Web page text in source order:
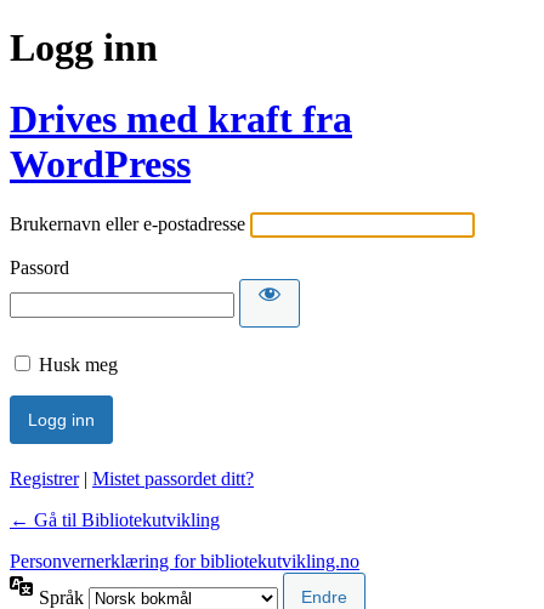
Logg inn
Drives med kraft fra
WordPress
Brukernavn eller e-postadresse
Passord
Husk meg
Registrer| Mistet passordet ditt?
← Gå til Bibliotekutvikling
Personvernerklæring for bibliotekutvikling.no
Språk